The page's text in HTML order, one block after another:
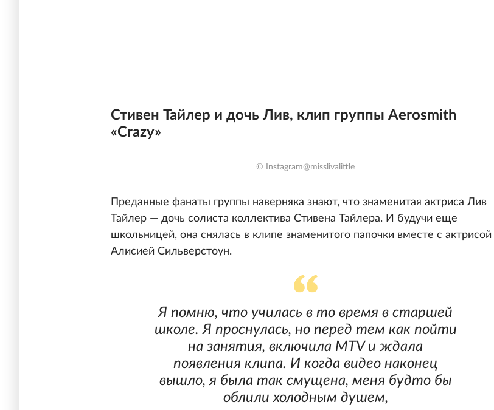
Стивен Тайлер и дочь Лив, клип группы Aerosmith
«Crazy»
© Instagram@misslivalittle
Преданные фанаты группы наверняка знают, что знаменитая актриса Лив
Тайлер — дочь солиста коллектива Стивена Тайлера. И будучи еще
школьницей, она снялась в клипе знаменитого папочки вместе с актрисой
Алисией Сильверстоун.
Я помню, что училась в то время в старшей
школе. Я проснулась, но перед тем как пойти
на занятия, включила MTV и ждала
появления клипа. И когда видео наконец
вышло, я была так смущена, меня будто бы
облили холодным душем,